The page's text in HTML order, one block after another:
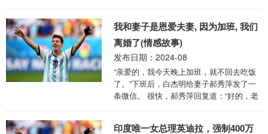
要做家具,第一个就想到他。 李大头跟他娘
王大妈相依为命。王大妈整天念叨着要给儿
子说媳妇,可李大头总是笑嘻嘻地说:"娘啊,
您别着急,这不是还没遇到合适的嘛!" 李大
头不仅手艺好,心肠也特别热。村里有个张
奶奶,老伴儿早就去世了,儿子又死在了战场
上,就剩她一个人孤零零的。李大头没事就
去帮张奶奶干活,修修房子,挑 ...
我和妻子是恩爱夫妻, 因为加班, 我们
离婚了(情感故事)
发布日期：2024-08
“亲爱的，我今天晚上加班，就不回去吃饭
了。”下班后，白杰明给妻子郝秀萍发了一
条微信。 很快，郝秀萍回复道：“好的，老
班，而是去和情人唐婧冉约会。 他和郝秀
印度唯一女总理英迪拉，强制400万